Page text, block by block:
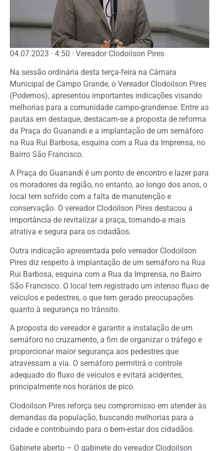
04.07.2023 · 4:50 · Vereador Clodoilson Pires
Na sessão ordinária desta terça-feira na Câmara
Municipal de Campo Grande, o Vereador Clodoilson Pires
(Podemos), apresentou importantes indicações visando
melhorias para a comunidade campo-grandense. Entre as
pautas em destaque, destacam-se a proposta de reforma
da Praça do Guanandi e a implantação de um semáforo
na Rua Rui Barbosa, esquina com a Rua da Imprensa, no
Bairro São Francisco.
A Praça do Guanandi é um ponto de encontro e lazer para
os moradores da região, no entanto, ao longo dos anos, o
local tem sofrido com a falta de manutenção e
conservação. O vereador Clodoilson Pires destacou a
importância de revitalizar a praça, tornando-a mais
atrativa e segura para os cidadãos.
Outra indicação apresentada pelo vereador Clodoilson
Pires diz respeito à implantação de um semáforo na Rua
Rui Barbosa, esquina com a Rua da Imprensa, no Bairro
São Francisco. O local tem registrado um intenso fluxo de
veículos e pedestres, o que tem gerado preocupações
quanto à segurança no trânsito.
A proposta do vereador é garantir a instalação de um
semáforo no cruzamento, a fim de organizar o tráfego e
proporcionar maior segurança aos pedestres que
atravessam a via. O semáforo permitirá o controle
adequado do fluxo de veículos e evitará acidentes,
principalmente nos horários de pico.
Clodoilson Pires reforça seu compromisso em atender às
demandas da população, buscando melhorias para a
cidade e contribuindo para o bem-estar dos cidadãos.
Gabinete aberto – O gabinete do vereador Clodoilson